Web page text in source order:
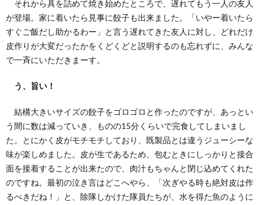
それから具を詰めて焼き始めたところで、遅れてもう一人の友人
が登場。家に着いたら見事に餃子も出来ました。「いやー着いたら
すぐご飯だし助かるわー」と言う遅れてきた友人に対し、どれだけ
皮作りが大変だったかをくどくどと説明するのも忘れずに、みんな
で一斉にいただきまーす。
う、旨い！
結構大きいサイズの餃子をゴロゴロと作ったのですが、あっとい
う間に数は減っていき、ものの15分くらいで完食してしまいまし
た。とにかく皮がモチモチしており、既製品とは違うジューシーな
味が楽しめました。皮が生であるため、包むときにしっかりと接合
面を接着することが出来たので、肉汁もちゃんと閉じ込めてくれた
のですね。最初の泣き言はどこへやら、「次ぎやる時も絶対皮は作
るべきだね！」と、除隊しかけた隊員たちが、水を得た魚のように